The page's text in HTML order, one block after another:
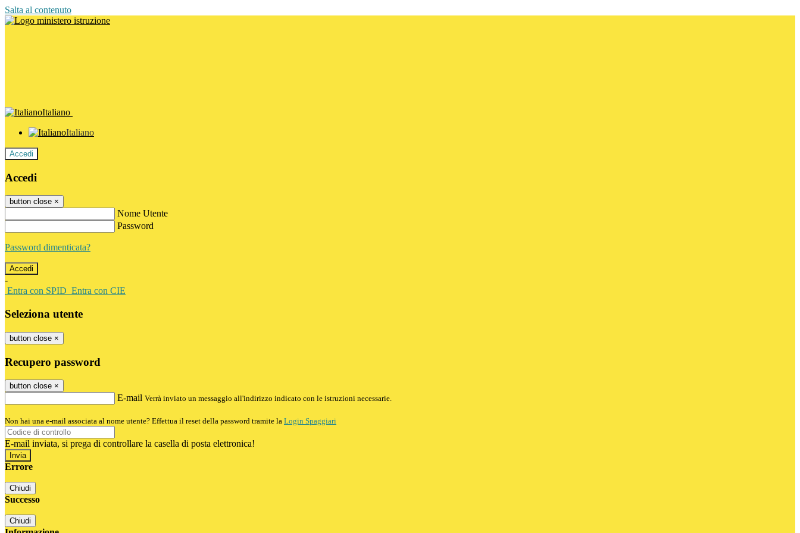
Salta al contenuto
Italiano
Italiano
Accedi
Accedi
button close ×
Nome Utente
Password
Password dimenticata?
-
Entra con SPID Entra con CIE
Seleziona utente
button close ×
Recupero password
button close ×
E-mail Verrà inviato un messaggio all'indirizzo indicato con le istruzioni necessarie.
Non hai una e-mail associata al nome utente? Effettua il reset della password tramite la Login Spaggiari
E-mail inviata, si prega di controllare la casella di posta elettronica!
Errore
Chiudi
Successo
Chiudi